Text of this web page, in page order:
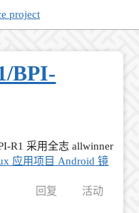
project
BPI-
R1 采用全志 allwinner
应用项目 Android 镜
回复 活动